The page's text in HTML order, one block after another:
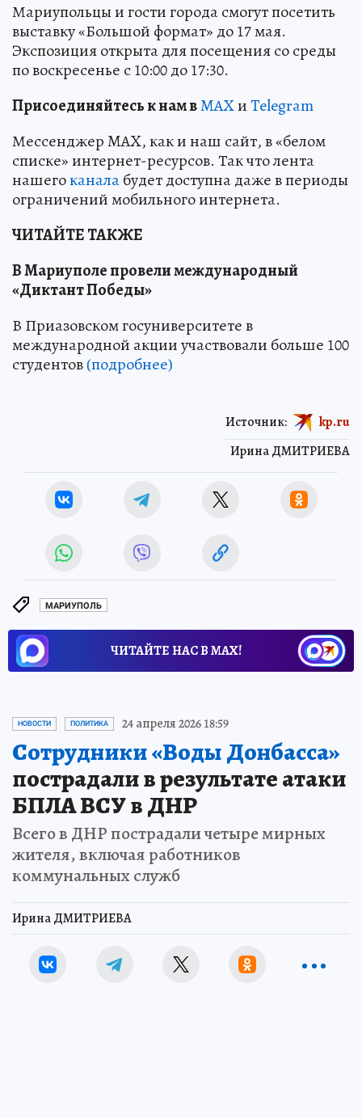
Мариупольцы и гости города смогут посетить
выставку «Большой формат» до 17 мая.
Экспозиция открыта для посещения со среды
по воскресенье с 10:00 до 17:30.
Присоединяйтесь к нам вMAXиTelegram
Мессенджер MAX, как и наш сайт, в «белом
списке» интернет-ресурсов. Так что лента
нашегоканалабудет доступна даже в периоды
ограничений мобильного интернета.
ЧИТАЙТЕ ТАКЖЕ
В Мариуполе провели международный
«Диктант Победы»
В Приазовском госуниверситете в
международной акции участвовали больше 100
студентов(подробнее)
Ирина ДМИТРИЕВА
Источник: kp.ru
МАРИУПОЛЬ
ЧИТАЙТЕ НАС В МАХ!
НОВОСТИ ПОЛИТИКА 24 апреля 2026 18:59
Сотрудники «Воды Донбасса»
пострадали в результате атаки
БПЛА ВСУ в ДНР
Всего в ДНР пострадали четыре мирных
жителя, включая работников
коммунальных служб
Ирина ДМИТРИЕВА